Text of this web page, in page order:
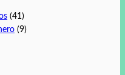
(41)
(9)